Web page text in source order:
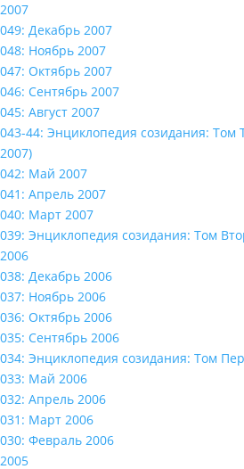
2007
049: Декабрь 2007
048: Ноябрь 2007
047: Октябрь 2007
046: Сентябрь 2007
045: Август 2007
043-44: Энциклопедия созидания:
2007)
042: Май 2007
041: Апрель 2007
040: Март 2007
039: Энциклопедия созидания: Том
2006
038: Декабрь 2006
037: Ноябрь 2006
036: Октябрь 2006
035: Сентябрь 2006
034: Энциклопедия созидания: Том
033: Май 2006
032: Апрель 2006
031: Март 2006
030: Февраль 2006
2005